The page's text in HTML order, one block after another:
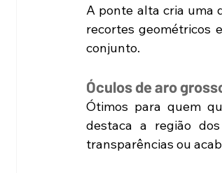
A ponte alta cria uma
recortes geométricos
conjunto.
Óculos de aro
Ótimos para quem
destaca a região
transparências ou